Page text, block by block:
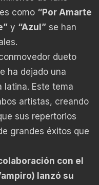
como “Por Amarte
y “Azul” se han
dueto
ha dejado una
latina. Este tema
artistas, creando
sus repertorios
grandes éxitos que
con el
lanzó su